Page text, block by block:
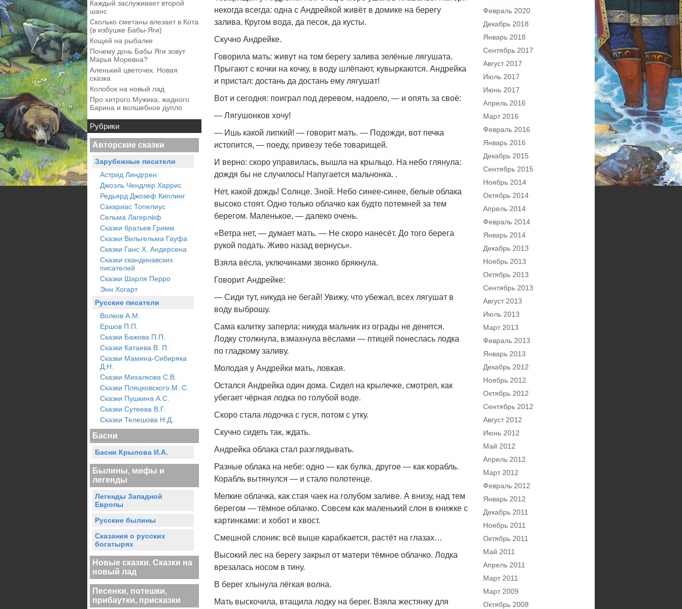
Каждый заслуживает второй
шанс
Сколько сметаны влезает в Кота
(в избушке Бабы-Яги)
Кощей на рыбалке
Почему дочь Бабы Яги зовут
Марья Моревна?
Аленький цветочек. Новая
сказка
Колобок на новый лад
Про хитрого Мужика, жадного
Барина и волшебное дупло
Рубрики
Авторские сказки
Зарубежные писатели
Астрид Линдгрен
Джоэль Чендлер Харрис
Редьярд Джозеф Киплинг
Сакариас Топелиус
Сельма Лагерлёф
Сказки братьев Гримм
Сказки Вильгельма Гауфа
Сказки Ганс Х. Андерсена
Сказки скандинавских
писателей
Сказки Шарля Перро
Энн Хогарт
Русские писатели
Волков А.М.
Ершов П.П.
Сказки Бажова П.П.
Сказки Катаева В. П.
Сказки Мамина-Сибиряка
Д.Н.
Сказки Михалкова С.В.
Сказки Пляцковского М. С.
Сказки Пушкина А.С.
Сказки Сутеева В.Г.
Сказки Телешова Н.Д.
Басни
Басни Крылова И.А.
Былины, мифы и
легенды
Легенды Западной
Европы
Русские былины
Сказания о русских
богатырях
Новые сказки. Сказки на
новый лад
Песенки, потешки,
прибаутки, присказки
некогда всегда: одна с Андрейкой живёт в домике на берегу
залива. Кругом вода, да песок, да кусты.
Скучно Андрейке.
Говорила мать: живут на том берегу залива зелёные лягушата.
Прыгают с кочки на кочку, в воду шлёпают, кувыркаются. Андрейка
и пристал: достань да достань ему лягушат!
Вот и сегодня: поиграл под деревом, надоело, — и опять за своё:
— Лягушонков хочу!
— Ишь какой липкий! — говорит мать. — Подожди, вот печка
истопится, — поеду, привезу тебе товарищей.
И верно: скоро управилась, вышла на крыльцо. На небо глянула:
дождя бы не случилось! Напугается мальчонка. .
Нет, какой дождь! Солнце. Зной. Небо синее-синее, белые облака
высоко стоят. Одно только облачко как будто потемней за тем
берегом. Маленькое, — далеко очень.
«Ветра нет, — думает мать. — Не скоро нанесёт. До того берега
рукой подать. Живо назад вернусь».
Взяла вёсла, уключинами звонко брякнула.
Говорит Андрейке:
— Сиди тут, никуда не бегай! Увижу, что убежал, всех лягушат в
воду выброшу.
Сама калитку заперла: никуда мальчик из ограды не денется.
Лодку столкнула, взмахнула вёслами — птицей понеслась лодка
по гладкому заливу.
Молодая у Андрейки мать, ловкая.
Остался Андрейка один дома. Сидел на крылечке, смотрел, как
убегает чёрная лодка по голубой воде.
Скоро стала лодочка с гуся, потом с утку.
Скучно сидеть так, ждать.
Андрейка облака стал разглядывать.
Разные облака на небе: одно — как булка, другое — как корабль.
Корабль вытянулся — и стало полотенце.
Мелкие облачка, как стая чаек на голубом заливе. А внизу, над тем
берегом — тёмное облачко. Совсем как маленький слон в книжке с
картинками: и хобот и хвост.
Смешной слоник: всё выше карабкается, растёт на глазах…
Высокий лес на берегу закрыл от матери тёмное облачко. Лодка
врезалась носом в тину.
В берег хлынула лёгкая волна.
Мать выскочила, втащила лодку на берег. Взяла жестянку для
Февраль 2020
Декабрь 2018
Январь 2018
Сентябрь 2017
Август 2017
Июль 2017
Июнь 2017
Апрель 2016
Март 2016
Февраль 2016
Январь 2016
Декабрь 2015
Сентябрь 2015
Ноябрь 2014
Октябрь 2014
Апрель 2014
Февраль 2014
Январь 2014
Декабрь 2013
Ноябрь 2013
Октябрь 2013
Сентябрь 2013
Август 2013
Июль 2013
Март 2013
Февраль 2013
Январь 2013
Декабрь 2012
Ноябрь 2012
Октябрь 2012
Сентябрь 2012
Август 2012
Июнь 2012
Май 2012
Апрель 2012
Март 2012
Февраль 2012
Январь 2012
Декабрь 2011
Ноябрь 2011
Октябрь 2011
Май 2011
Апрель 2011
Март 2011
Март 2009
Октябрь 2008